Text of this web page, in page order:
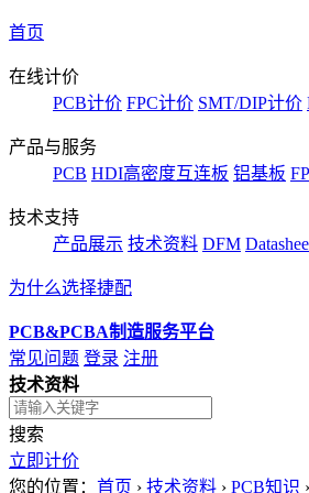
首页
在线计价
PCB计价 FPC计价 SMT/DIP计价
产品与服务
PCB HDI高密度互连板 铝基板
技术支持
产品展示 技术资料 DFM
为什么选择捷配
PCB&PCBA制造服务平台
常见问题 登录 注册
技术资料
搜索
立即计价
您的位置： 首页 › 技术资料 › PCB知识 ›